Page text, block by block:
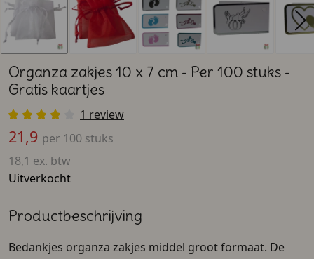
Organza zakjes 10 x 7 cm - Per 100 stuks -
Gratis kaartjes
1 review
21,9 per 100 stuks
18,1 ex. btw
Uitverkocht
Productbeschrijving
Bedankjes organza zakjes middel groot formaat. De